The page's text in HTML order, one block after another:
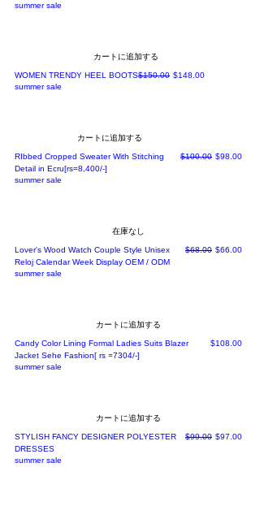
summer sale
カートに追加する
WOMEN TRENDY HEEL BOOTS通常価格
$150.00 セール価格
$148.00
summer sale
カートに追加する
RIbbed Cropped Sweater With Stitching
Detail in Ecru[rs=8,400/-]
通常価格
$100.00 セール価格
$98.00
summer sale
在庫なし
Lover's Wood Watch Couple Style Unisex
Reloj Calendar Week Display OEM / ODM
通常価格
$68.00 セール価格
$66.00
summer sale
カートに追加する
Candy Color Lining Formal Ladies Suits Blazer
Jacket Sehe Fashion[ rs =7304/-]
価格
$108.00
summer sale
カートに追加する
STYLISH FANCY DESIGNER POLYESTER
DRESSES
通常価格
$99.00 セール価格
$97.00
summer sale